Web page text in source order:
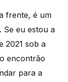
frente, é um
Se eu estou a
2021 sob a
encontrão
para a